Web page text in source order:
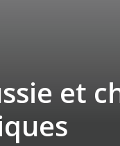
et